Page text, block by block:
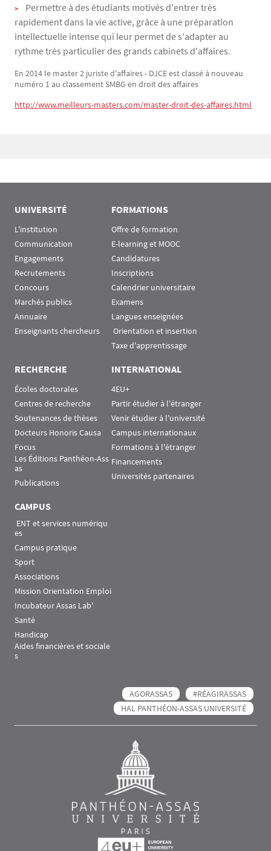
Permettre à des étudiants motivés d'entrer très
rapidement dans la vie active, grâce à une préparation
intellectuelle intense qui leur permet de s'adapter au
rythme très particulier des grands cabinets d'affaires.
En 2014 le master 2 juriste d'affaires - DJCE est classé à nouveau
numéro 1 au classement SMBG en droit des affaires
http://www.meilleurs-masters.com/master-droit-des-affaires.html
UNIVERSITÉ
L'institution
Communication
Engagements
Recrutements
Concours
Marchés publics
Annuaire
Enseignants chercheurs
FORMATIONS
Offre de formation
E-learning et MOOC
Candidatures
Inscriptions
Calendrier universitaire
Examens
Langues enseignées
Orientation et insertion
Taxe d'apprentissage
RECHERCHE
Écoles doctorales
Centres de recherche
Soutenances de thèses
Docteurs Honoris Causa
Focus
Les Éditions Panthéon-Ass
as
Publications
INTERNATIONAL
4EU+
Partir étudier à l'étranger
Venir étudier à l'université
Campus internationaux
Formations à l'étranger
Financements
Universités partenaires
CAMPUS
es
Campus pratique
Sport
Associations
Mission Orientation Emploi
Incubateur Assas Lab'
Santé
Handicap
Aides financières et sociale
s
AGORASSAS
#RÉAGIRASSAS
HAL PANTHÉON-ASSAS UNIVERSITÉ